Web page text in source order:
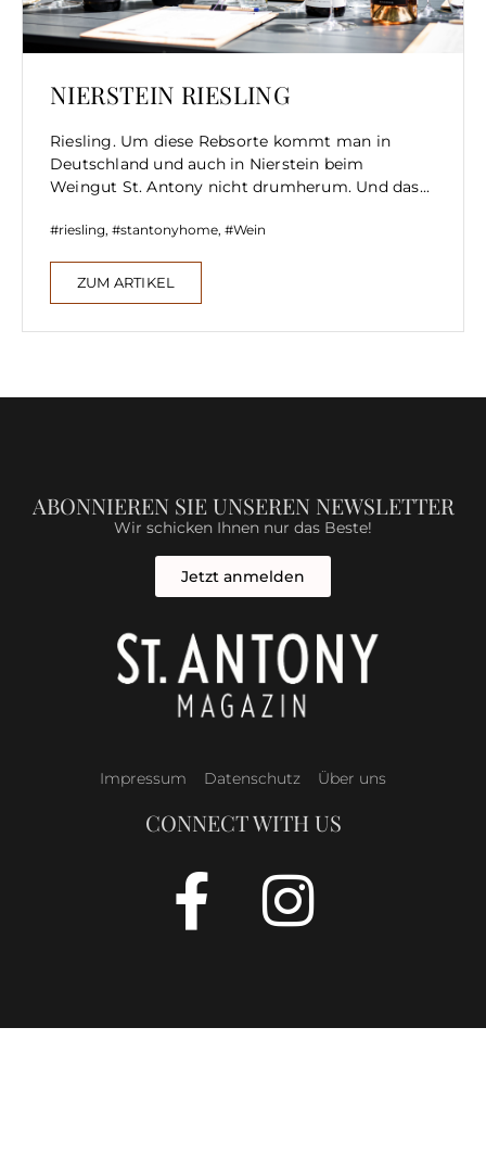
NIERSTEIN RIESLING
Riesling. Um diese Rebsorte kommt man in
Deutschland und auch in Nierstein beim
Weingut St. Antony nicht drumherum. Und das...
riesling, stantonyhome, Wein
ZUM ARTIKEL
ABONNIEREN SIE UNSEREN NEWSLETTER
Wir schicken Ihnen nur das Beste!
Jetzt anmelden
Impressum Datenschutz Über uns
CONNECT WITH US